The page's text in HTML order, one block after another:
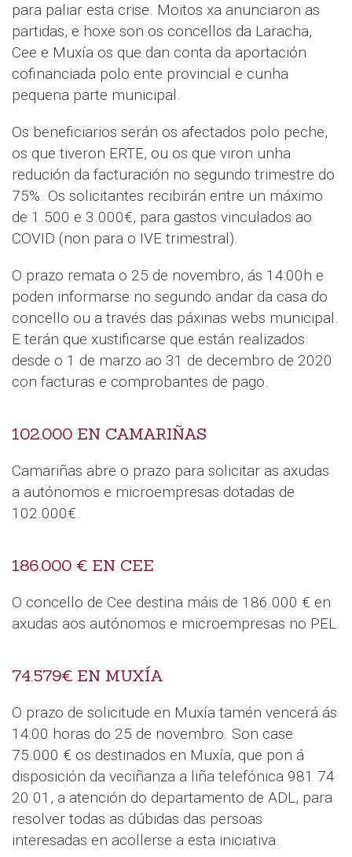
para paliar esta crise. Moitos xa anunciaron as
partidas, e hoxe son os concellos da Laracha,
Cee e Muxía os que dan conta da aportación
cofinanciada polo ente provincial e cunha
pequena parte municipal.
Os beneficiarios serán os afectados polo peche,
os que tiveron ERTE, ou os que viron unha
redución da facturación no segundo trimestre do
75%. Os solicitantes recibirán entre un máximo
de 1.500 e 3.000€, para gastos vinculados ao
COVID (non para o IVE trimestral).
O prazo remata o 25 de novembro, ás 14:00h e
poden informarse no segundo andar da casa do
concello ou a través das páxinas webs municipal.
E terán que xustificarse que están realizados
desde o 1 de marzo ao 31 de decembro de 2020
con facturas e comprobantes de pago.
102.000 EN CAMARIÑAS
Camariñas abre o prazo para solicitar as axudas
a autónomos e microempresas dotadas de
102.000€.
186.000 € EN CEE
O concello de Cee destina máis de 186.000 € en
axudas aos autónomos e microempresas no PEL.
74.579€ EN MUXÍA
O prazo de solicitude en Muxía tamén vencerá ás
14:00 horas do 25 de novembro. Son case
75.000 € os destinados en Muxía, que pon á
disposición da veciñanza a liña telefónica 981 74
20 01, a atención do departamento de ADL, para
resolver todas as dúbidas das persoas
interesadas en acollerse a esta iniciativa.